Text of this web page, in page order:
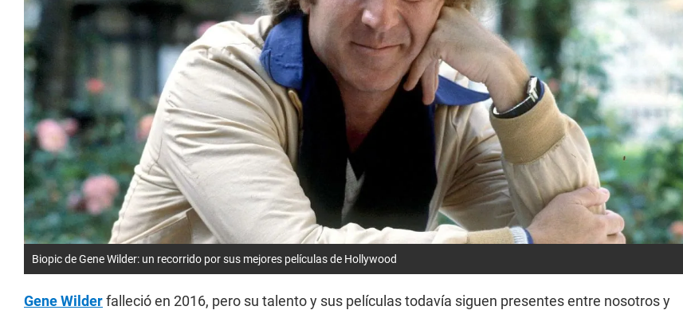
Biopic de Gene Wilder: un recorrido por sus mejores películas de Hollywood
Gene Wilderfalleció en 2016, pero su talento y sus películas todavía siguen presentes entre nosotros y